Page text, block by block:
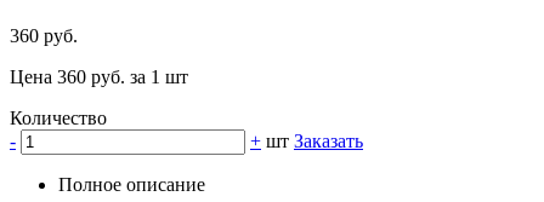
360 руб.
Цена 360 руб. за 1 шт
Количество
-
+ шт Заказать
Полное описание